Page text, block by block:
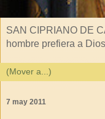
SAN CIPRIANO DE
hombre prefiera a
7 may 2011